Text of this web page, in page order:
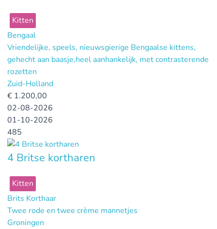
Kitten
Bengaal
Vriendelijke, speels, nieuwsgierige Bengaalse kittens,
gehecht aan baasje,heel aanhankelijk, met contrasterende
rozetten
Zuid-Holland
€ 1.200,00
02-08-2026
01-10-2026
485
4 Britse kortharen
Kitten
Brits Korthaar
Twee rode en twee crème mannetjes
Groningen